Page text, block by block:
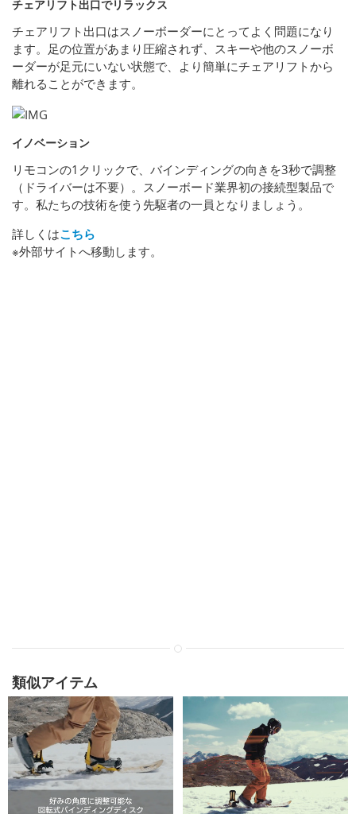
チェアリフト出口でリラックス
チェアリフト出口はスノーボーダーにとってよく問題になり
ます。足の位置があまり圧縮されず、スキーや他のスノーボ
ーダーが足元にいない状態で、より簡単にチェアリフトから
離れることができます。
イノベーション
リモコンの1クリックで、バインディングの向きを3秒で調整
（ドライバーは不要）。スノーボード業界初の接続型製品で
す。私たちの技術を使う先駆者の一員となりましょう。
詳しくはこちら
※外部サイトへ移動します。
類似アイテム